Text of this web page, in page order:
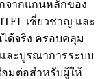
จากแกนหลักของ
เชี่ยวชาญ และ
ด้จริง ครอบคลุม
ละบูรณาการระบบ
อมต่อสำหรับผู้ให้